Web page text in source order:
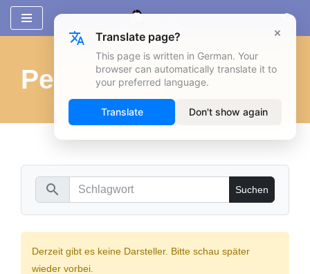
Zum
springen
Performers
search
Derzeit gibt es keine Darsteller. Bitte schau später
wieder vorbei.
Translate page?
This page is written in German. Your
browser can automatically translate it to
your preferred language.
Translate Don't show again
×